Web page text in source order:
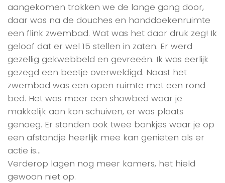
aangekomen trokken we de lange gang door,
daar was na de douches en handdoekenruimte
een flink zwembad. Wat was het daar druk zeg! Ik
geloof dat er wel 15 stellen in zaten. Er werd
gezellig gekwebbeld en gevreeën. Ik was eerlijk
gezegd een beetje overweldigd. Naast het
zwembad was een open ruimte met een rond
bed. Het was meer een showbed waar je
makkelijk aan kon schuiven, er was plaats
genoeg. Er stonden ook twee bankjes waar je op
een afstandje heerlijk mee kan genieten als er
actie is…
Verderop lagen nog meer kamers, het hield
gewoon niet op.